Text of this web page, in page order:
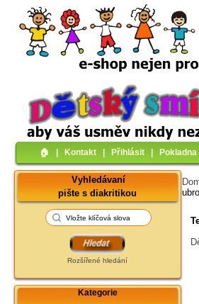
🏠︎ Kontakt Přihlásit Pokladna
Vyhledávaní
pište s diakritikou
Rozšířené hledání
Kategorie